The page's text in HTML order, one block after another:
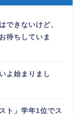
できないけど、
待ちしていま
よ始まりまし
ト」学年1位でス